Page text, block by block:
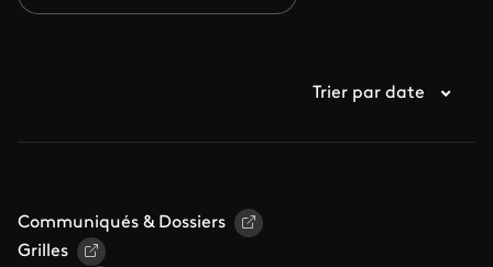
Trier par date
Communiqués & Dossiers
Grilles